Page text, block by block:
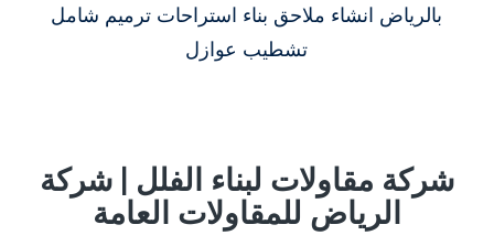
بالرياض انشاء ملاحق بناء استراحات ترميم شامل
تشطيب عوازل
شركة مقاولات لبناء الفلل | شركة
الرياض للمقاولات العامة